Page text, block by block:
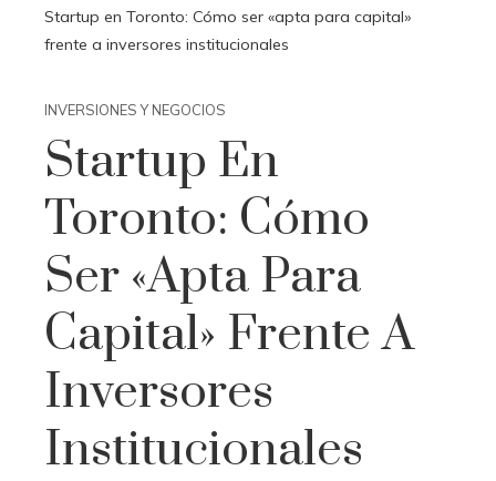
Startup en Toronto: Cómo ser «apta para capital»
frente a inversores institucionales
INVERSIONES Y NEGOCIOS
Startup En
Toronto: Cómo
Ser «apta Para
Capital» Frente A
Inversores
Institucionales